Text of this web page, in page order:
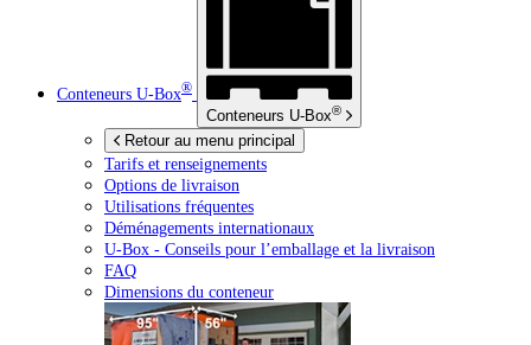
Conteneurs U-Box®
Conteneurs U-Box®
Retour au menu principal
Tarifs et renseignements
Options de livraison
Utilisations fréquentes
Déménagements internationaux
U-Box - Conseils pour l’emballage et la livraison
FAQ
Dimensions du conteneur